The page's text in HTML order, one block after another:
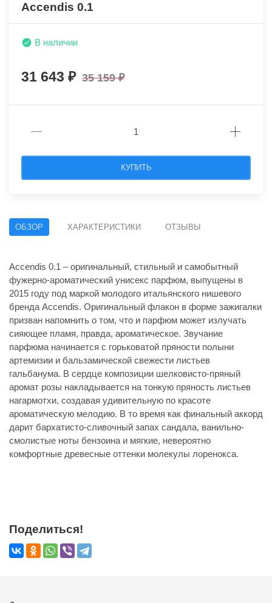
Accendis 0.1
В наличии
31 643 35 159
КУПИТЬ
ОБЗОР ХАРАКТЕРИСТИКИ ОТЗЫВЫ
Accendis 0.1 – оригинальный, стильный и самобытный
фужерно-ароматический унисекс парфюм, выпущены в
2015 году под маркой молодого итальянского нишевого
бренда Accendis. Оригинальный флакон в форме зажигалки
призван напомнить о том, что и парфюм может излучать
сияющее пламя, правда, ароматическое. Звучание
парфюма начинается с горьковатой пряности полыни
артемизии и бальзамической свежести листьев
гальбанума. В сердце композиции шелковисто-пряный
аромат розы накладывается на тонкую пряность листьев
нагармотхи, создавая удивительную по красоте
ароматическую мелодию. В то время как финальный аккорд
дарит бархатисто-сливочный запах сандала, ванильно-
смолистые ноты бензоина и мягкие, невероятно
комфортные древесные оттенки молекулы лоренокса.
Поделиться!